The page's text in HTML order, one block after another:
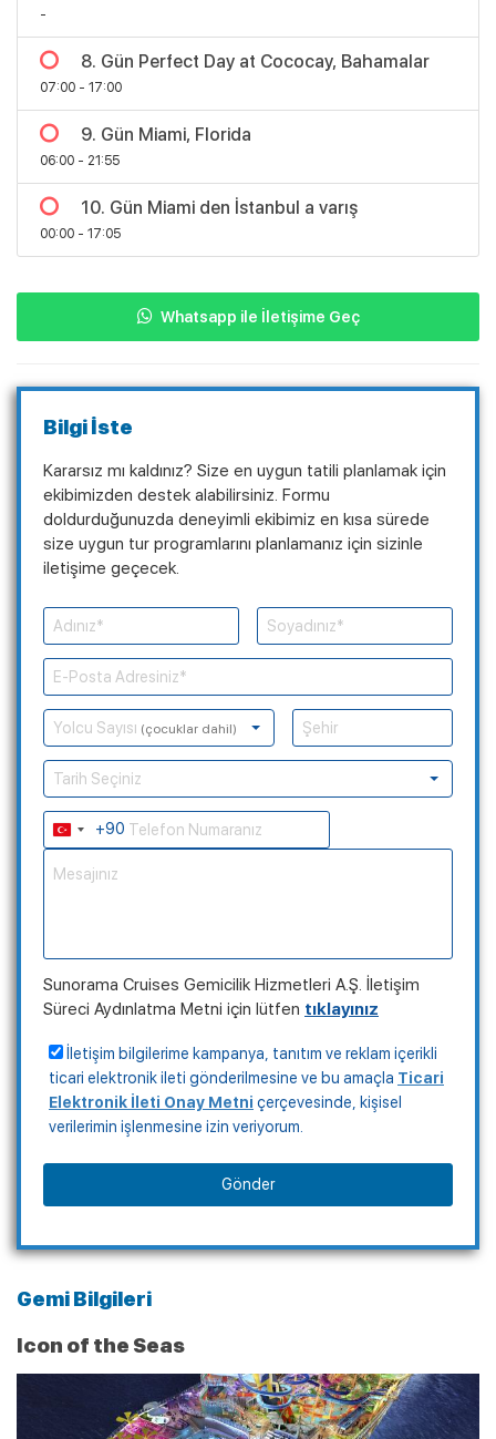
-
8. Gün Perfect Day at Cococay, Bahamalar
07:00 - 17:00
9. Gün Miami, Florida
06:00 - 21:55
10. Gün Miami den İstanbul a varış
00:00 - 17:05
Whatsapp ile İletişime Geç
Bilgi İste
Kararsız mı kaldınız? Size en uygun tatili planlamak için
ekibimizden destek alabilirsiniz. Formu
doldurduğunuzda deneyimli ekibimiz en kısa sürede
size uygun tur programlarını planlamanız için sizinle
iletişime geçecek.
Yolcu Sayısı (çocuklar dahil)
Tarih Seçiniz
Turkey+90
Sunorama Cruises Gemicilik Hizmetleri A.Ş. İletişim
Süreci Aydınlatma Metni için lütfen tıklayınız
İletişim bilgilerime kampanya, tanıtım ve reklam içerikli
ticari elektronik ileti gönderilmesine ve bu amaçla Ticari
Elektronik İleti Onay Metni çerçevesinde, kişisel
verilerimin işlenmesine izin veriyorum.
Gönder
Gemi Bilgileri
Icon of the Seas